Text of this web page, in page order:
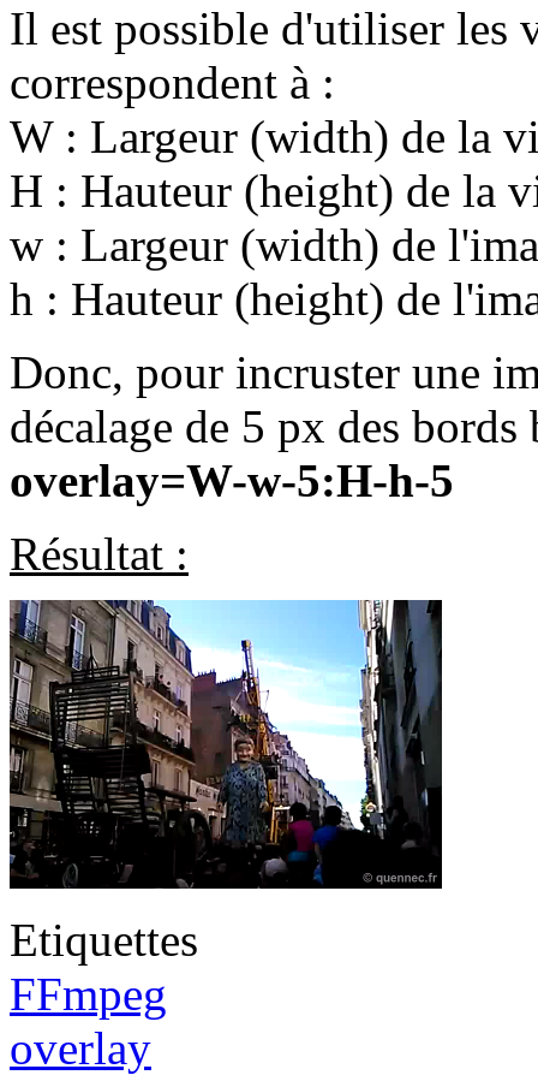
Il est possible d'utiliser les
correspondent à :
W : Largeur (width) de la
H : Hauteur (height) de la
w : Largeur (width) de
h : Hauteur (height) de
Donc, pour incruster une
décalage de 5 px des bords
overlay=W-w-5:H-h-5
Résultat :
Etiquettes
FFmpeg
overlay